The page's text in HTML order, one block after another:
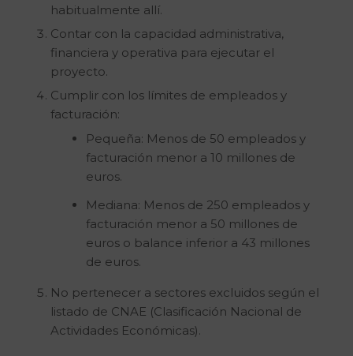
habitualmente allí.
Contar con la capacidad administrativa,
financiera y operativa para ejecutar el
proyecto.
Cumplir con los límites de empleados y
facturación:
Pequeña: Menos de 50 empleados y
facturación menor a 10 millones de
euros.
Mediana: Menos de 250 empleados y
facturación menor a 50 millones de
euros o balance inferior a 43 millones
de euros.
No pertenecer a sectores excluidos según el
listado de CNAE (Clasificación Nacional de
Actividades Económicas).